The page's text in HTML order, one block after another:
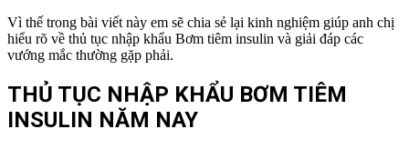
Vì thế trong bài viết này em sẽ chia sẻ lại kinh nghiệm giúp anh chị
hiểu rõ về thủ tục nhập khẩu Bơm tiêm insulin và giải đáp các
vướng mắc thường gặp phải.
THỦ TỤC NHẬP KHẨU BƠM TIÊM
INSULIN NĂM NAY